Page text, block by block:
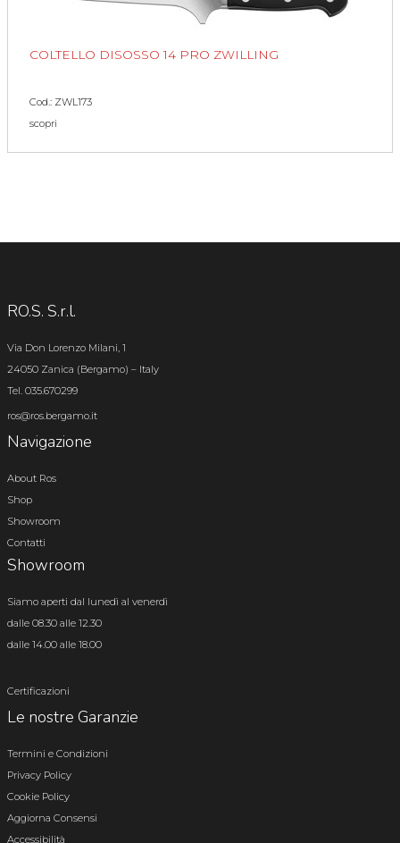
COLTELLO DISOSSO 14 PRO ZWILLING
Cod.: ZWL173
scopri
RO.S. S.r.l.
Via Don Lorenzo Milani, 1
24050 Zanica (Bergamo) – Italy
Tel. 035.670299
ros@ros.bergamo.it
Navigazione
About Ros
Shop
Showroom
Contatti
Showroom
Siamo aperti dal lunedì al venerdì
dalle 08.30 alle 12.30
dalle 14.00 alle 18.00
Certificazioni
Le nostre Garanzie
Termini e Condizioni
Privacy Policy
Cookie Policy
Aggiorna Consensi
Accessibilità